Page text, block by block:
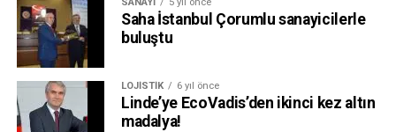
SANAYI 5 yıl önce
Saha İstanbul Çorumlu sanayicilerle
buluştu
LOJISTIK 6 yıl önce
Linde’ye EcoVadis’den ikinci kez altın
madalya!